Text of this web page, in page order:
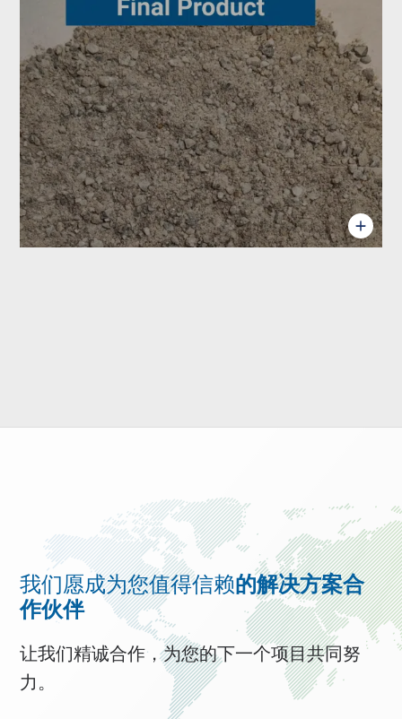
我们愿成为您值得信赖的解决方案合
作伙伴
让我们精诚合作，为您的下一个项目共同努
力。